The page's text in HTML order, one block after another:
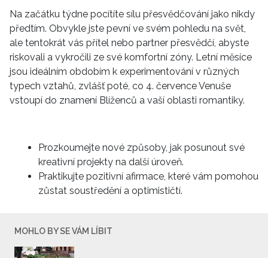
Na začátku týdne pocítíte sílu přesvědčování jako nikdy
předtím. Obvykle jste pevní ve svém pohledu na svět,
ale tentokrát vás přítel nebo partner přesvědčí, abyste
riskovali a vykročili ze své komfortní zóny. Letní měsíce
jsou ideálním obdobím k experimentování v různých
typech vztahů, zvlášť poté, co 4. července Venuše
vstoupí do znamení Blíženců a vaší oblasti romantiky.
Prozkoumejte nové způsoby, jak posunout své
kreativní projekty na další úroveň.
Praktikujte pozitivní afirmace, které vám pomohou
zůstat soustředění a optimističtí.
MOHLO BY SE VÁM LÍBIT